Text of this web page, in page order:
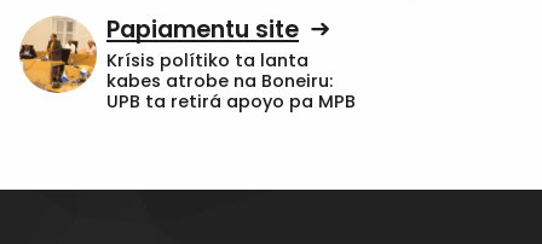
Papiamentu site
Krísis polítiko ta lanta
kabes atrobe na Boneiru:
UPB ta retirá apoyo pa MPB